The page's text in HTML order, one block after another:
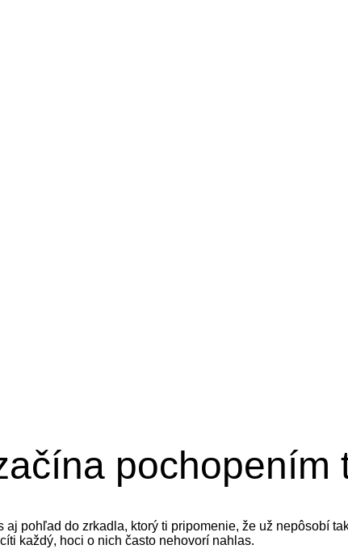
pochopením
aj pohľad do zrkadla, ktorý ti pripomenie, že už nepôsobí
každý, hoci o nich často nehovorí nahlas.